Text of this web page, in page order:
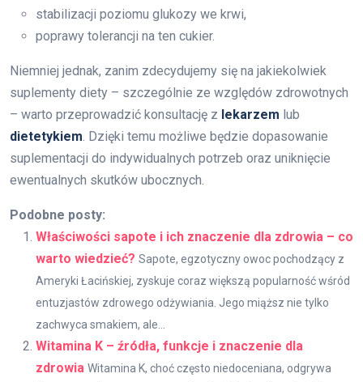
stabilizacji poziomu glukozy we krwi,
poprawy tolerancji na ten cukier.
Niemniej jednak, zanim zdecydujemy się na jakiekolwiek
suplementy diety – szczególnie ze względów zdrowotnych
– warto przeprowadzić konsultację z lekarzem lub
dietetykiem. Dzięki temu możliwe będzie dopasowanie
suplementacji do indywidualnych potrzeb oraz uniknięcie
ewentualnych skutków ubocznych.
Podobne posty:
Właściwości sapote i ich znaczenie dla zdrowia – co
warto wiedzieć? Sapote, egzotyczny owoc pochodzący z
Ameryki Łacińskiej, zyskuje coraz większą popularność wśród
entuzjastów zdrowego odżywiania. Jego miąższ nie tylko
zachwyca smakiem, ale...
Witamina K – źródła, funkcje i znaczenie dla
zdrowia Witamina K, choć często niedoceniana, odgrywa